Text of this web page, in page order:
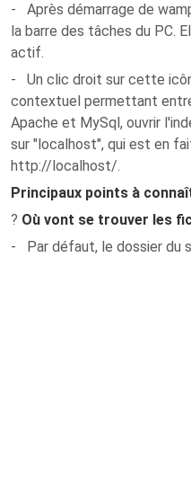
- Après démarrage de
la barre des tâches du PC.
actif.
- Un clic droit sur cette
contextuel permettant
Apache et MySql, ouvrir
sur "localhost", qui est en
http://localhost/.
Principaux points à
? Où vont se trouver les
- Par défaut, le dossier du